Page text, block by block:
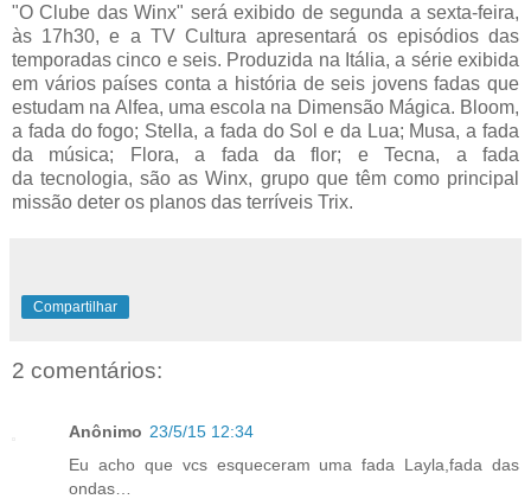
"O Clube das Winx" será exibido de segunda a sexta-feira,
às 17h30, e a TV Cultura apresentará os episódios das
temporadas cinco e seis. Produzida na Itália, a série exibida
em vários países conta a história de seis jovens fadas que
estudam na Alfea, uma escola na Dimensão Mágica. Bloom,
a fada do fogo; Stella, a fada do Sol e da Lua; Musa, a fada
da música; Flora, a fada da flor; e Tecna, a fada
datecnologia, são as Winx, grupo que têm como principal
missão deter os planos das terríveis Trix.
Compartilhar
2 comentários:
Anônimo 23/5/15 12:34
Eu acho que vcs esqueceram uma fada Layla,fada das
ondas…